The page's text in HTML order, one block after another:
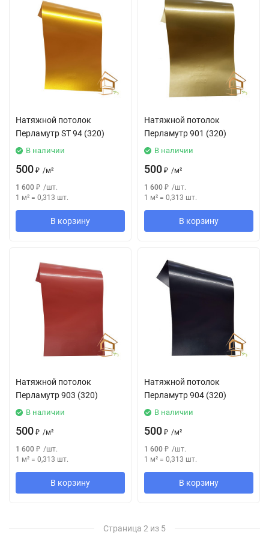
Натяжной потолок
Перламутр SТ 94 (320)
В наличии
500 ₽ /м²
1 600 ₽ /шт.
1 м² = 0,313 шт.
В корзину
Натяжной потолок
Перламутр 901 (320)
В наличии
500 ₽ /м²
1 600 ₽ /шт.
1 м² = 0,313 шт.
В корзину
Натяжной потолок
Перламутр 903 (320)
В наличии
500 ₽ /м²
1 600 ₽ /шт.
1 м² = 0,313 шт.
В корзину
Натяжной потолок
Перламутр 904 (320)
В наличии
500 ₽ /м²
1 600 ₽ /шт.
1 м² = 0,313 шт.
В корзину
Страница 2 из 5